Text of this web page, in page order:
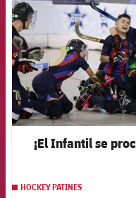
¡El Infantil se
HOCKEY PATINES